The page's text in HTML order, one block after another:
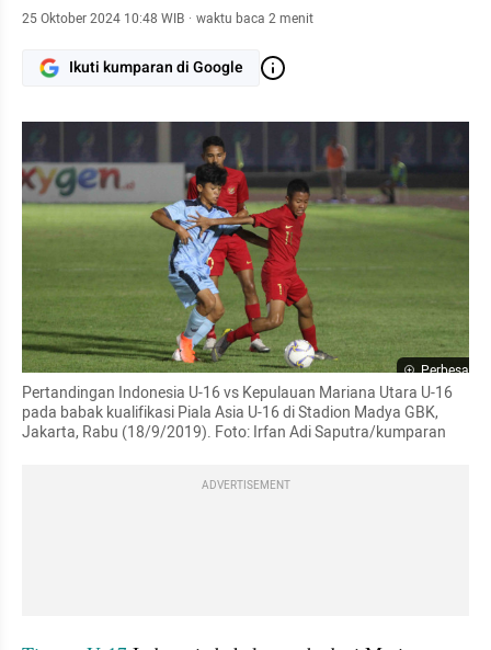
25 Oktober 2024 10:48 WIB · waktu baca 2 menit
Ikuti kumparan di Google
Perbesar
Pertandingan Indonesia U-16 vs Kepulauan Mariana Utara U-16
pada babak kualifikasi Piala Asia U-16 di Stadion Madya GBK,
Jakarta, Rabu (18/9/2019). Foto: Irfan Adi Saputra/kumparan
ADVERTISEMENT